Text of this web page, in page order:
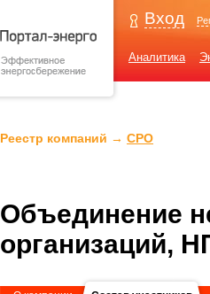
Вход
Аналитика
Реестр компаний → СРО
Объединение
организаций,